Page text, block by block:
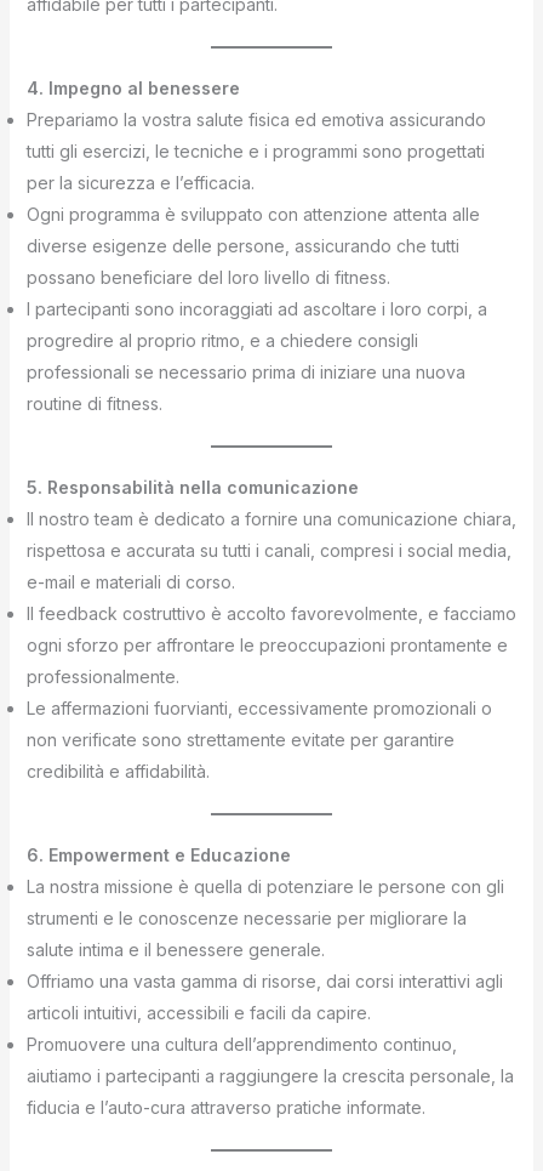
affidabile per tutti i partecipanti.
4. Impegno al benessere
Prepariamo la vostra salute fisica ed emotiva assicurando
tutti gli esercizi, le tecniche e i programmi sono progettati
per la sicurezza e l’efficacia.
Ogni programma è sviluppato con attenzione attenta alle
diverse esigenze delle persone, assicurando che tutti
possano beneficiare del loro livello di fitness.
I partecipanti sono incoraggiati ad ascoltare i loro corpi, a
progredire al proprio ritmo, e a chiedere consigli
professionali se necessario prima di iniziare una nuova
routine di fitness.
5. Responsabilità nella comunicazione
Il nostro team è dedicato a fornire una comunicazione chiara,
rispettosa e accurata su tutti i canali, compresi i social media,
e-mail e materiali di corso.
Il feedback costruttivo è accolto favorevolmente, e facciamo
ogni sforzo per affrontare le preoccupazioni prontamente e
professionalmente.
Le affermazioni fuorvianti, eccessivamente promozionali o
non verificate sono strettamente evitate per garantire
credibilità e affidabilità.
6. Empowerment e Educazione
La nostra missione è quella di potenziare le persone con gli
strumenti e le conoscenze necessarie per migliorare la
salute intima e il benessere generale.
Offriamo una vasta gamma di risorse, dai corsi interattivi agli
articoli intuitivi, accessibili e facili da capire.
Promuovere una cultura dell’apprendimento continuo,
aiutiamo i partecipanti a raggiungere la crescita personale, la
fiducia e l’auto-cura attraverso pratiche informate.